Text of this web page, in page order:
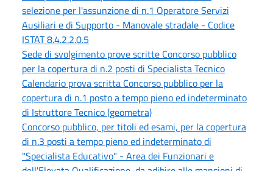
selezione per l'assunzione di n.1 Operatore Servizi
Ausiliari e di Supporto - Manovale stradale - Codice
ISTAT 8.4.2.2.0.5
Sede di svolgimento prove scritte Concorso pubblico
per la copertura di n.2 posti di Specialista Tecnico
Calendario prova scritta Concorso pubblico per la
copertura di n.1 posto a tempo pieno ed indeterminato
di Istruttore Tecnico (geometra)
Concorso pubblico, per titoli ed esami, per la copertura
di n.3 posti a tempo pieno ed indeterminato di
"Specialista Educativo" - Area dei Funzionari e